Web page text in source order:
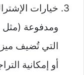
خيارات
التي تُضيف
أو إمكانية